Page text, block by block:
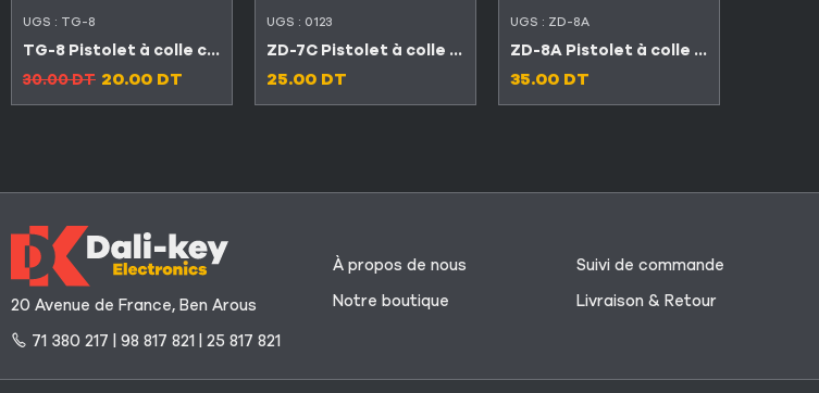
UGS : TG-8
TG-8 Pistolet à colle chaude 100W avec 10 bâtons de colle
30.00DT 20.00 DT
UGS : 0123
ZD-7C Pistolet à colle professionnelle
25.00 DT
UGS : ZD-8A
ZD-8A Pistolet à colle chaude professionnelle 100W avec 12 bâtons de colle + fer à souder gratuit
35.00 DT
20 Avenue de France, Ben Arous
71 380 217 | 98 817 821 | 25 817 821
À propos de nous
Notre boutique
Suivi de commande
Livraison & Retour